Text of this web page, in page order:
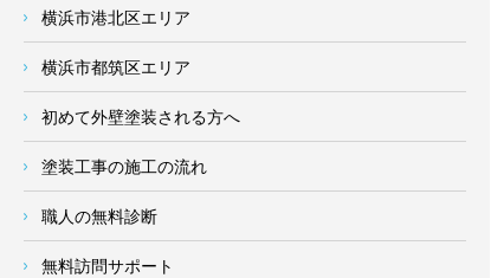
横浜市港北区エリア
横浜市都筑区エリア
初めて外壁塗装される方へ
塗装工事の施工の流れ
職人の無料診断
無料訪問サポート